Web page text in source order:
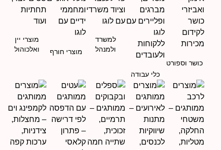
כושר וספורט
כלי עבודה
למשרד
ולמנהל
מוצרי חורף
מוצרי יין
ואלכוהול